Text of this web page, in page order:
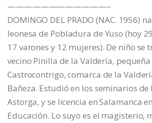
————————————–
DOMINGO DEL PRADO (NAC. 1956)
leonesa de Pobladura de Yuso (hoy
17 varones y 12 mujeres). De niño se
vecino Pinilla de la Valdería,
Castrocontrigo, comarca de la
Bañeza. Estudió en los seminarios de
Astorga, y se licencia en Salamanca
Educación. Lo suyo es el magisterio,